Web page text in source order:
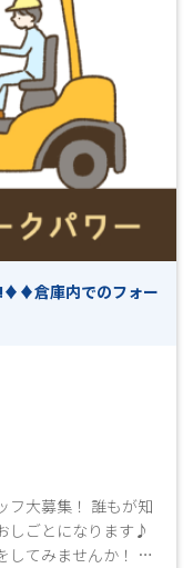
倉庫内でのフォー
！ 誰もが知
しごとになります♪
てみませんか！ 長